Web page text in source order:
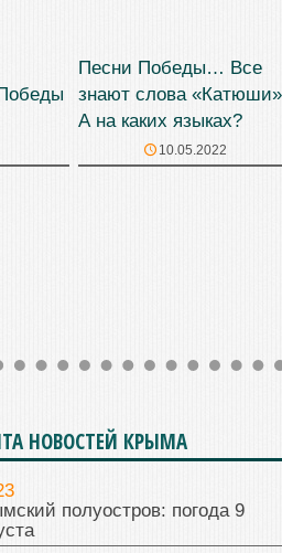
Песни Победы… Все
знают слова
А на каких языках?
10.05.2022
НОВОСТЕЙ КРЫМА
полуостров: погода 9